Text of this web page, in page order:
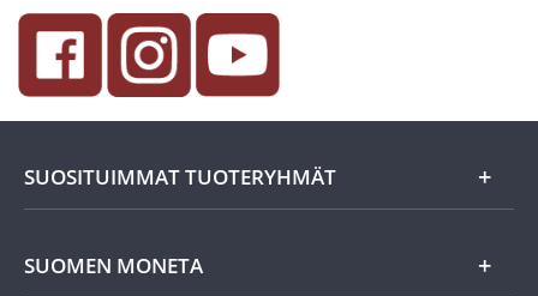
SUOSITUIMMAT TUOTERYHMÄT
Uutuudet
SUOMEN MONETA